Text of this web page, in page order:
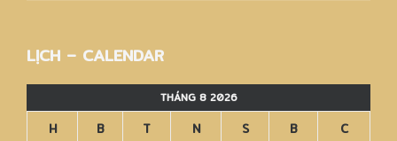
LỊCH – CALENDAR
THÁNG 8 2026
H B T N S B
C